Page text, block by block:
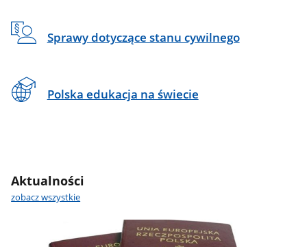
Sprawy dotyczące stanu cywilnego
Polska edukacja na świecie
Aktualności
zobacz wszystkie